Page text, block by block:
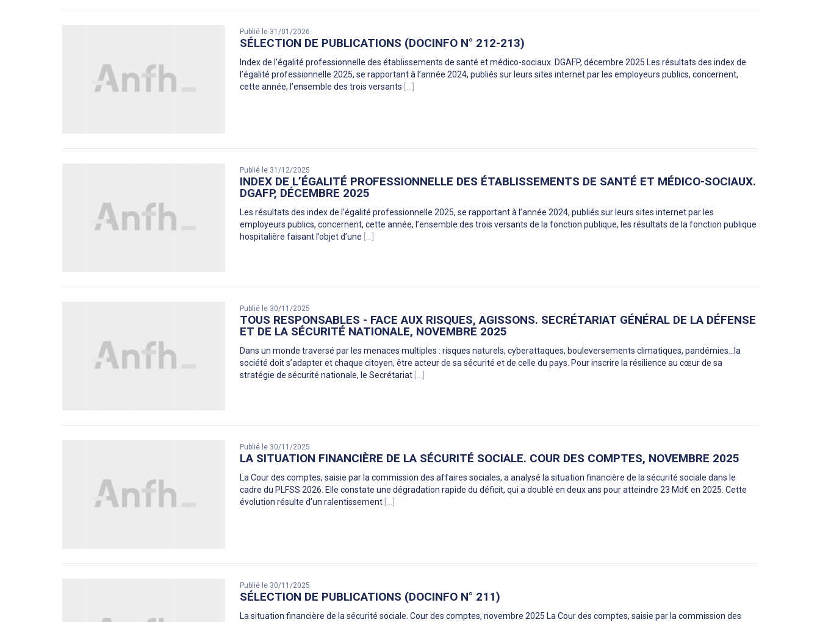
Publié le 31/01/2026
SÉLECTION DE PUBLICATIONS (DOCINFO N° 212-213)
Index de l’égalité professionnelle des établissements de santé et médico-sociaux. DGAFP, décembre 2025 Les résultats des index de
l’égalité professionnelle 2025, se rapportant à l’année 2024, publiés sur leurs sites internet par les employeurs publics, concernent,
cette année, l’ensemble des trois versants [...]
Publié le 31/12/2025
INDEX DE L’ÉGALITÉ PROFESSIONNELLE DES ÉTABLISSEMENTS DE SANTÉ ET MÉDICO-SOCIAUX.
DGAFP, DÉCEMBRE 2025
Les résultats des index de l’égalité professionnelle 2025, se rapportant à l’année 2024, publiés sur leurs sites internet par les
employeurs publics, concernent, cette année, l’ensemble des trois versants de la fonction publique, les résultats de la fonction publique
hospitalière faisant l’objet d’une [...]
Publié le 30/11/2025
TOUS RESPONSABLES - FACE AUX RISQUES, AGISSONS. SECRÉTARIAT GÉNÉRAL DE LA DÉFENSE
ET DE LA SÉCURITÉ NATIONALE, NOVEMBRE 2025
Dans un monde traversé par les menaces multiples : risques naturels, cyberattaques, bouleversements climatiques, pandémies…la
société doit s’adapter et chaque citoyen, être acteur de sa sécurité et de celle du pays. Pour inscrire la résilience au cœur de sa
stratégie de sécurité nationale, le Secrétariat [...]
Publié le 30/11/2025
LA SITUATION FINANCIÈRE DE LA SÉCURITÉ SOCIALE. COUR DES COMPTES, NOVEMBRE 2025
La Cour des comptes, saisie par la commission des affaires sociales, a analysé la situation financière de la sécurité sociale dans le
cadre du PLFSS 2026. Elle constate une dégradation rapide du déficit, qui a doublé en deux ans pour atteindre 23 Md€ en 2025. Cette
évolution résulte d’un ralentissement [...]
Publié le 30/11/2025
SÉLECTION DE PUBLICATIONS (DOCINFO N° 211)
La situation financière de la sécurité sociale. Cour des comptes, novembre 2025 La Cour des comptes, saisie par la commission des